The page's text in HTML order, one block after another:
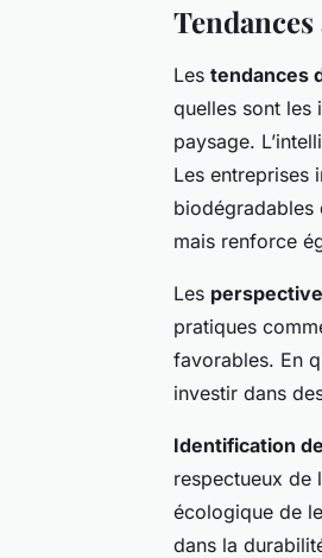
Les tendances
quelles sont les
paysage.
Les entreprises
biodégradables
mais renforce
Les
pratiques
favorables. En
investir dans
Identification
respectueux de
écologique de
dans la